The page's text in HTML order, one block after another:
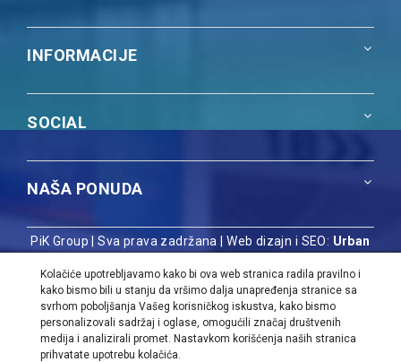
INFORMACIJE
SOCIAL
NAŠA PONUDA
PiK Group | Sva prava zadržana |Web dizajn i SEO: Urban
Kolačiće upotrebljavamo kako bi ova web stranica radila pravilno i
kako bismo bili u stanju da vršimo dalja unapređenja stranice sa
svrhom poboljšanja Vašeg korisničkog iskustva, kako bismo
personalizovali sadržaj i oglase, omogućili značaj društvenih
medija i analizirali promet. Nastavkom korišćenja naših stranica
prihvatate upotrebu kolačića.